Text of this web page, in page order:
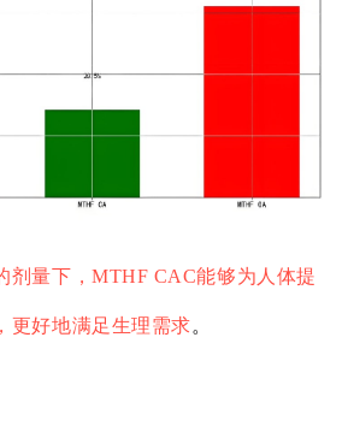
剂量下，MTHF CAC能够为人体提
更好地满足生理需求。